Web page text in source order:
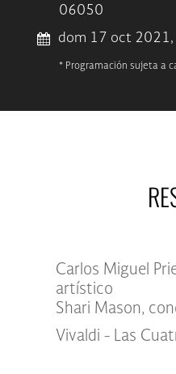
06050
dom 17 oct
* Programación sujeta a
Carlos Miguel
artístico
Shari Mason,
Vivaldi - Las